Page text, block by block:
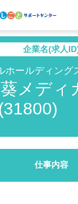
企業名(求人
ホールディング
メディ
仕事内容